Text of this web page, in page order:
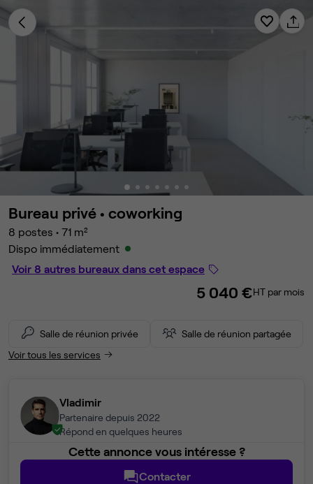
Bureau privé • coworking
8 postes • 71 m²
Dispo immédiatement
Voir 8 autres bureaux dans cet espace
5 040 €HT par mois
Salle de réunion privée
Salle de réunion partagée
Voir tous les services
Vladimir
Partenaire depuis 2022
Répond en quelques heures
Cette annonce vous intéresse ?
Contacter